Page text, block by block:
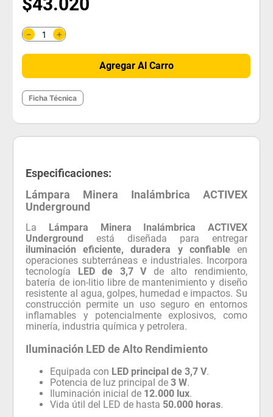
＋
－
Agregar Al Carro
Ficha Técnica
Especificaciones:
Lámpara Minera Inalámbrica ACTIVEX
Underground
La Lámpara Minera Inalámbrica ACTIVEX
Underground está diseñada para entregar
iluminación eficiente, duradera y confiableen
operaciones subterráneas e industriales. Incorpora
tecnología LED de 3,7 Vde alto rendimiento,
batería de ion-litio libre de mantenimiento y diseño
resistente al agua, golpes, humedad e impactos. Su
construcción permite un uso seguro en entornos
inflamables y potencialmente explosivos, como
minería, industria química y petrolera.
Iluminación LED de Alto Rendimiento
Equipada con LED principal de 3,7 V.
Potencia de luz principal de3 W.
Iluminación inicial de 12.000 lux.
Vida útil del LED de hasta 50.000 horas.